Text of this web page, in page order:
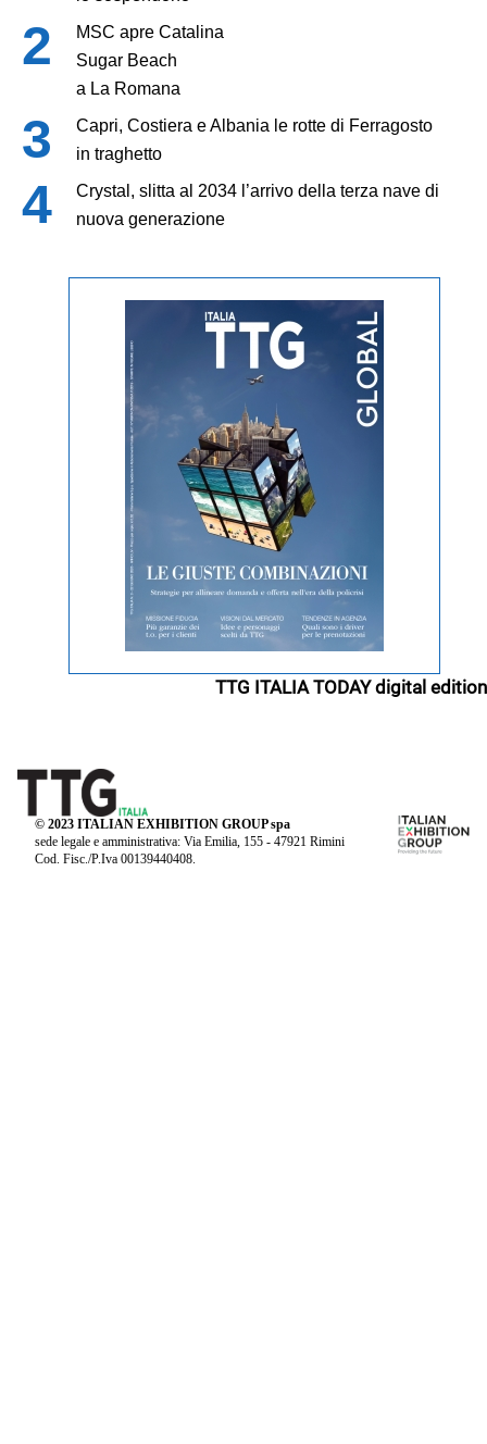
MSC apre Catalina
Sugar Beach
a La Romana
Capri, Costiera e Albania le rotte di Ferragosto
in traghetto
Crystal, slitta al 2034 l’arrivo della terza nave di
nuova generazione
TTG ITALIA TODAY digital edition
© 2023 ITALIAN EXHIBITION GROUP spa
sede legale e amministrativa: Via Emilia, 155 - 47921 Rimini
Cod. Fisc./P.Iva 00139440408.